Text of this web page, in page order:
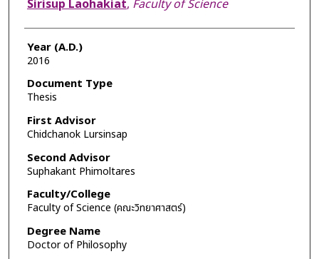
Sirisup Laohakiat, Faculty of Science
Year (A.D.)
2016
Document Type
Thesis
First Advisor
Chidchanok Lursinsap
Second Advisor
Suphakant Phimoltares
Faculty/College
Faculty of Science (คณะวิทยาศาสตร์)
Degree Name
Doctor of Philosophy